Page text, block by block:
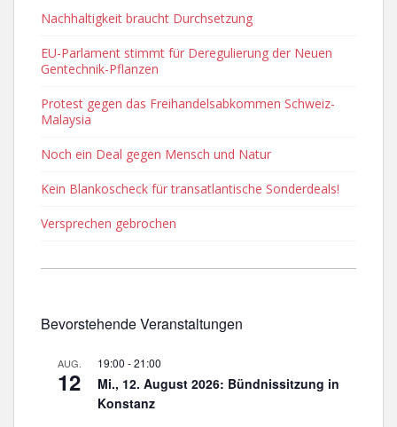
Nachhaltigkeit braucht Durchsetzung
EU-Parlament stimmt für Deregulierung der Neuen
Gentechnik-Pflanzen
Protest gegen das Freihandelsabkommen Schweiz-
Malaysia
Noch ein Deal gegen Mensch und Natur
Kein Blankoscheck für transatlantische Sonderdeals!
Versprechen gebrochen
Bevorstehende Veranstaltungen
AUG.
12
19:00 -21:00
Mi., 12. August 2026: Bündnissitzung in
Konstanz